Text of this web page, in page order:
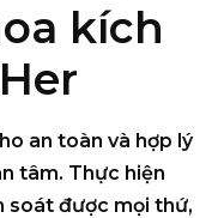
kích
an toàn và hợp lý
tâm. Thực hiện
soát được mọi thứ,